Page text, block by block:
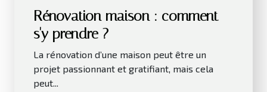
Rénovation maison : comment
s'y prendre ?
La rénovation d’une maison peut être un
projet passionnant et gratifiant, mais cela
peut...